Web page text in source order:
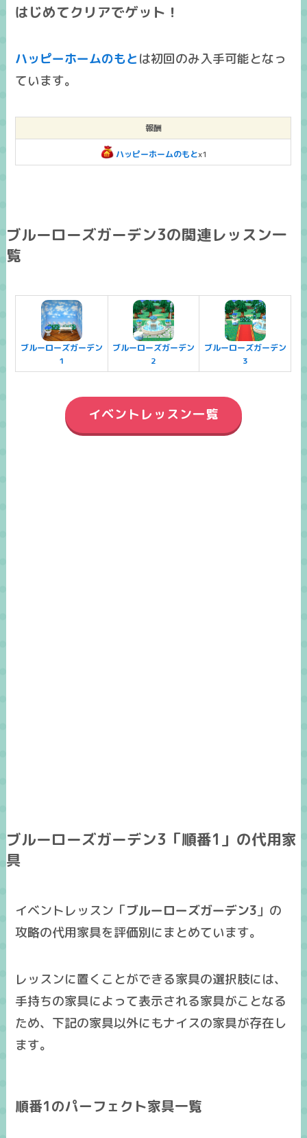
はじめてクリアでゲット！
ハッピーホームのもと は初回のみ入手可能となっ
ています。
報酬
ハッピーホームのもとx1
ブルーローズガーデン3の関連レッスン一
覧
ブルーローズガーデン
1
ブルーローズガーデン
2
ブルーローズガーデン
3
イベントレッスン一覧
ブルーローズガーデン3「順番1」の代用家
具
イベントレッスン「ブルーローズガーデン3」の
攻略の代用家具を評価別にまとめています。
レッスンに置くことができる家具の選択肢には、
手持ちの家具によって表示される家具がことなる
ため、下記の家具以外にもナイスの家具が存在し
ます。
順番1のパーフェクト家具一覧